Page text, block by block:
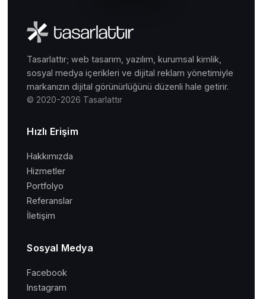
Tasarlattır; web tasarım, yazılım, kurumsal kimlik,
sosyal medya içerikleri ve dijital reklam yönetimiyle
markanızın dijital görünürlüğünü düzenli hale getirir.
© 2020-2026 Tasarlattır
Hızlı Erişim
Hakkımızda
Hizmetler
Portfolyo
Referanslar
İletişim
Sosyal Medya
Facebook
Instagram